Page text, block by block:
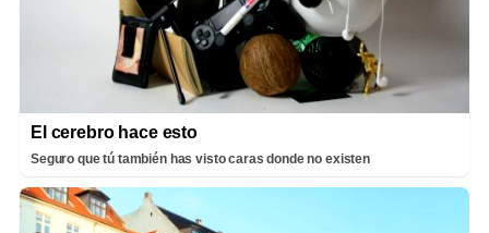
El cerebro hace esto
Seguro que tú también has visto caras donde no existen